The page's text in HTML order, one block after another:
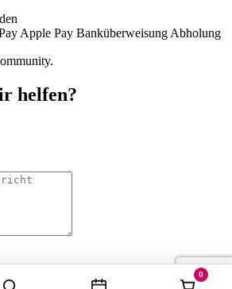
0
Apple Pay Banküberweisung Abholung
helfen?